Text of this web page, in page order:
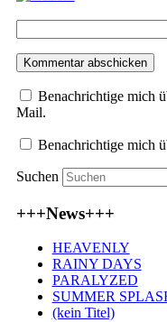
Benachrichtige mich
Mail.
Benachrichtige mich
Suchen
+++News+++
HEAVENLY
RAINY DAYS
PARALYZED
SUMMER
(kein Titel)